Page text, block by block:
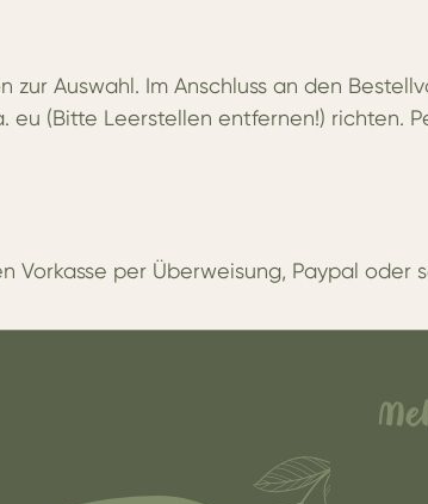
Auswahl. Im Anschluss an den
(Bitte Leerstellen entfernen!) richten.
per Überweisung, Paypal oder